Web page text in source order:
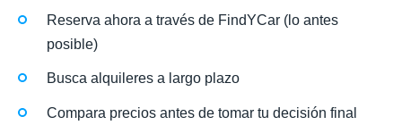
Reserva ahora a través de FindYCar (lo antes
posible)
Busca alquileres a largo plazo
Compara precios antes de tomar tu decisión final